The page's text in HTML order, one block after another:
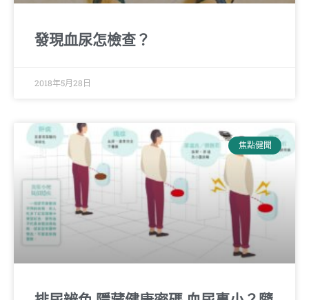
發現血尿怎檢查？
2018年5月28日
焦點健聞